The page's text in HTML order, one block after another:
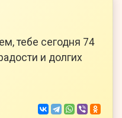
тебе сегодня 74
и долгих